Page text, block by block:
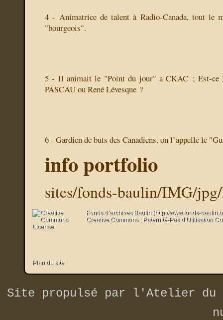
4 - Animatrice de talent à Radio-Canada, tout le
"bourgeois".
5 - Il animait le "Point du jour" a CKAC ; Est-ce
PASCAU ou René Lévesque ?
6 - Gardien de buts des Canadiens, on l’appelle le
info portfolio
sites/fonds-baulin/IMG/
Fonds d’archives Baulin (http://www.fonds-
Creative Commons : Paternité-Pas d’Utilisation
Plan du site
Site propulsé par
l'Atelier du